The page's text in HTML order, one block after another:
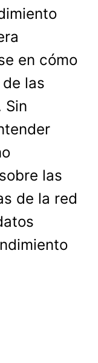
en cómo
las
Sin
las
de la red